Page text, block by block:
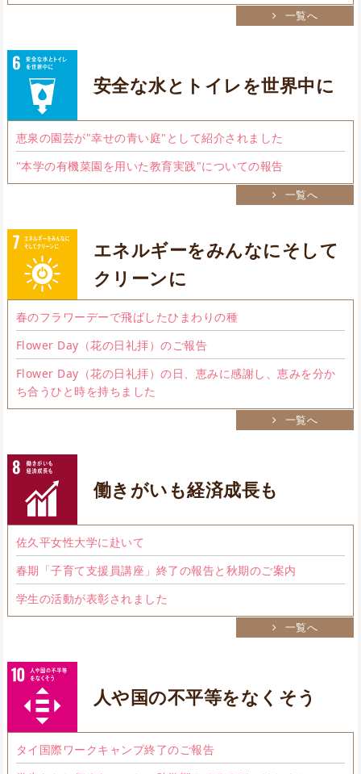
一覧へ
安全な水とトイレを世界中に
恵泉の園芸が"幸せの青い庭"として紹介されました
"本学の有機菜園を用いた教育実践"についての報告
一覧へ
エネルギーをみんなにそして
クリーンに
春のフラワーデーで飛ばしたひまわりの種
Flower Day（花の日礼拝）のご報告
Flower Day（花の日礼拝）の日、恵みに感謝し、恵みを分か
ち合うひと時を持ちました
一覧へ
働きがいも経済成長も
佐久平女性大学に赴いて
春期「子育て支援員講座」終了の報告と秋期のご案内
学生の活動が表彰されました
一覧へ
人や国の不平等をなくそう
タイ国際ワークキャンプ終了のご報告